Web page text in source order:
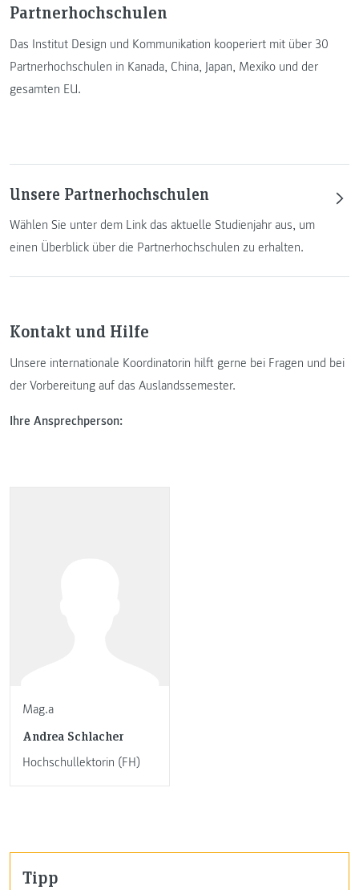
Partnerhochschulen
Das Institut Design und Kommunikation kooperiert mit über 30
Partnerhochschulen in Kanada, China, Japan, Mexiko und der
gesamten EU.
Unsere Partnerhochschulen
Wählen Sie unter dem Link das aktuelle Studienjahr aus, um
einen Überblick über die Partnerhochschulen zu erhalten.
Kontakt und Hilfe
Unsere internationale Koordinatorin hilft gerne bei Fragen und bei
der Vorbereitung auf das Auslandssemester.
Ihre Ansprechperson:
Mag.a
Andrea Schlacher
Hochschullektorin (FH)
Tipp